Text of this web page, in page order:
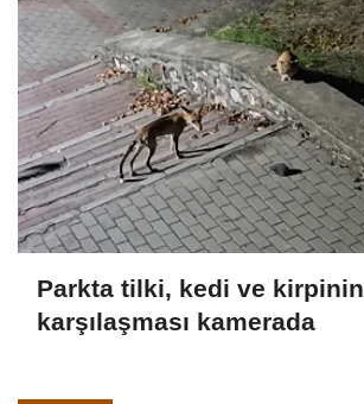
Parkta tilki, kedi ve kirpinin
karşılaşması kamerada